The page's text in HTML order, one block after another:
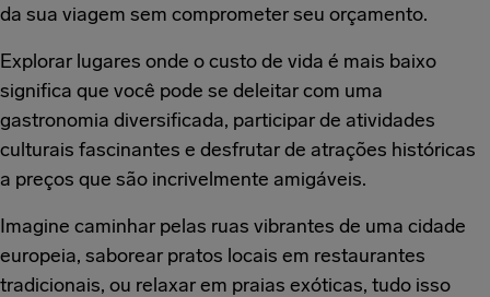
da sua viagem sem comprometer seu orçamento.
Explorar lugares onde o custo de vida é mais baixo
significa que você pode se deleitar com uma
gastronomia diversificada, participar de atividades
culturais fascinantes e desfrutar de atrações históricas
a preços que são incrivelmente amigáveis.
Imagine caminhar pelas ruas vibrantes de uma cidade
europeia, saborear pratos locais em restaurantes
tradicionais, ou relaxar em praias exóticas, tudo isso